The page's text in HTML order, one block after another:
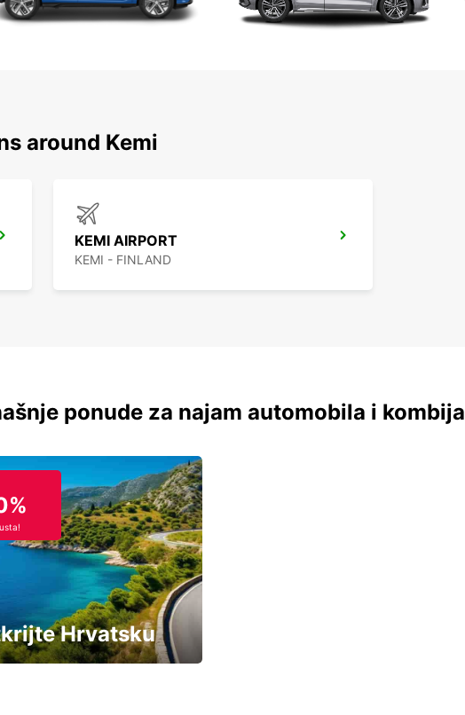
around Kemi
KEMI AIRPORT
KEMI - FINLAND
ponude za najam automobila i kombija
Hrvatsku